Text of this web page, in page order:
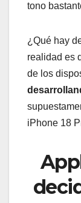
tono
¿Qué hay
realidad es
de los
iPhone 18